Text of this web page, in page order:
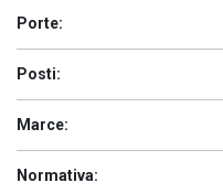
Porte:
Posti:
Marce:
Normativa: